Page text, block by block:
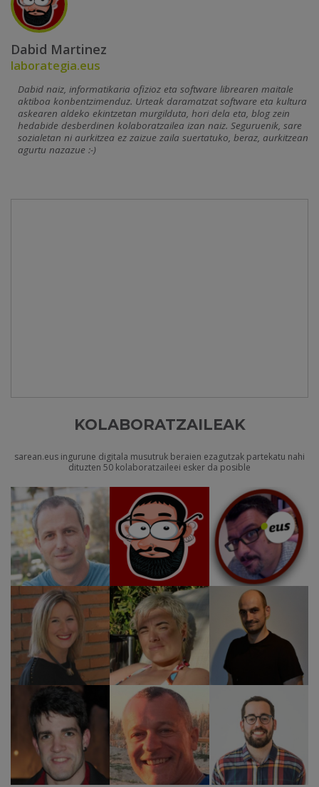
Dabid Martinez
laborategia.eus
Dabid naiz, informatikaria ofizioz eta software librearen maitale
aktiboa konbentzimenduz. Urteak daramatzat software eta kultura
askearen aldeko ekintzetan murgilduta, hori dela eta, blog zein
hedabide desberdinen kolaboratzailea izan naiz. Seguruenik, sare
sozialetan ni aurkitzea ez zaizue zaila suertatuko, beraz, aurkitzean
agurtu nazazue :-)
KOLABORATZAILEAK
sarean.eus ingurune digitala musutruk beraien ezagutzak partekatu nahi
dituzten 50 kolaboratzaileei esker da posible